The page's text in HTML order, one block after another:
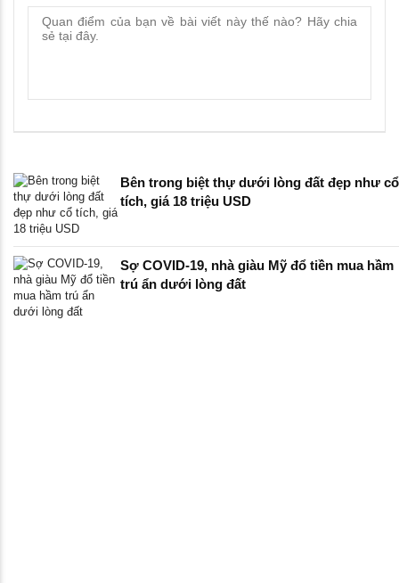
Bên trong biệt thự dưới lòng đất đẹp như cổ
tích, giá 18 triệu USD
Sợ COVID-19, nhà giàu Mỹ đổ tiền mua hầm
trú ẩn dưới lòng đất